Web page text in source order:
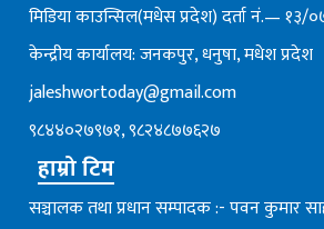
मिडिया काउन्सिल(मधेस प्रदेश) दर्ता नं.— १३/
केन्द्रीय कार्यालय: जनकपुर, धनुषा, मधेश प्रदेश
jaleshwortoday@gmail.com
९८४४०२७९७१, ९८२४८७७६२७
हाम्रो टिम
सञ्चालक तथा प्रधान सम्पादक :- पवन कुमार